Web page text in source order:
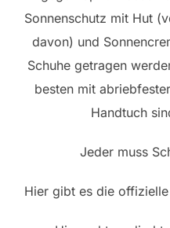
Sonnenschutz mit Hut
davon) und
Schuhe getragen
besten mit
Handtuch
Jeder muss
Hier gibt es die offizielle